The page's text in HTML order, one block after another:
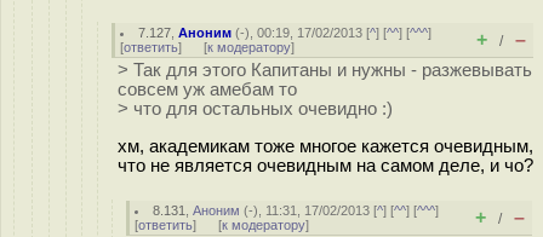
7.127 ,Аноним (-), 00:19, 17/02/2013 [^] [^^] [^^^]
[ответить] [к модератору] + / –
> Так для этого Капитаны и нужны - разжевывать
совсем уж амебам то
> что для остальных очевидно :)
хм, академикам тоже многое кажется очевидным,
что не является очевидным на самом деле, и чо?
8.131 ,Аноним (-), 11:31, 17/02/2013 [^] [^^] [^^^]
[ответить] [к модератору] + / –